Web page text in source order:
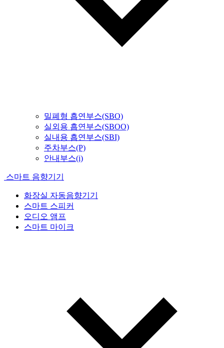
밀폐형 흡연부스(SBO)
실외용 흡연부스(SBOO)
실내용 흡연부스(SBI)
주차부스(P)
안내부스(i)
스마트 음향기기
화장실 자동음향기기
스마트 스피커
오디오 앰프
스마트 마이크